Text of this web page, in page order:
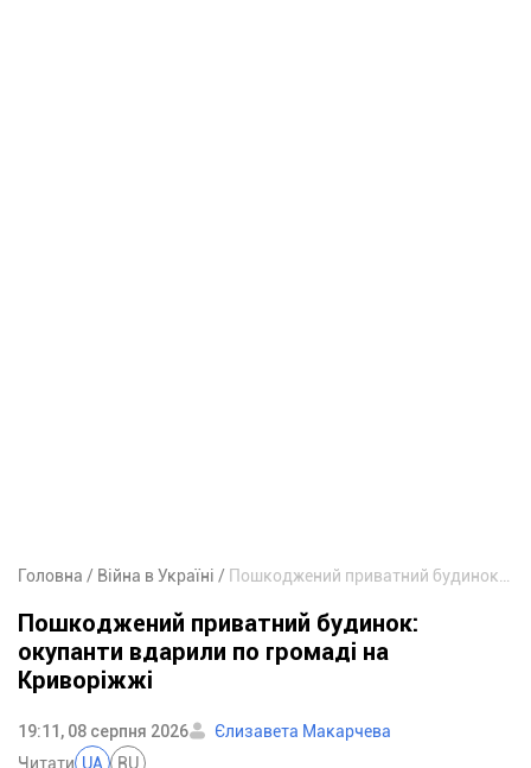
Головна Війна в Україні
Пошкоджений приватний будинок:
окупанти вдарили по громаді на
Криворіжжі
19:11, 08 серпня 2026
Єлизавета Макарчева
Читати UA RU